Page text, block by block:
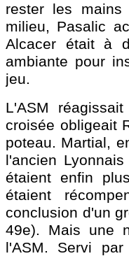
rester les
milieu, Pasalic
Alcacer était à
ambiante pour
jeu.
L'ASM
croisée obligeait
poteau. Martial,
l'ancien
étaient enfin
étaient
conclusion d'un
49e). Mais une
l'ASM. Servi